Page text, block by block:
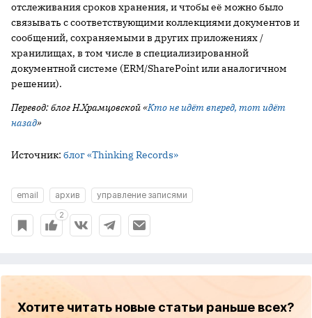
отслеживания сроков хранения, и чтобы её можно было
связывать с соответствующими коллекциями документов и
сообщений, сохраняемыми в других приложениях /
хранилищах, в том числе в специализированной
документной системе (ERM/SharePoint или аналогичном
решении).
Перевод: блог Н.Храмцовской «Кто не идёт вперед, тот идёт
назад»
Источник: блог «Thinking Records»
email архив управление записями
2
Хотите читать новые статьи раньше всех?